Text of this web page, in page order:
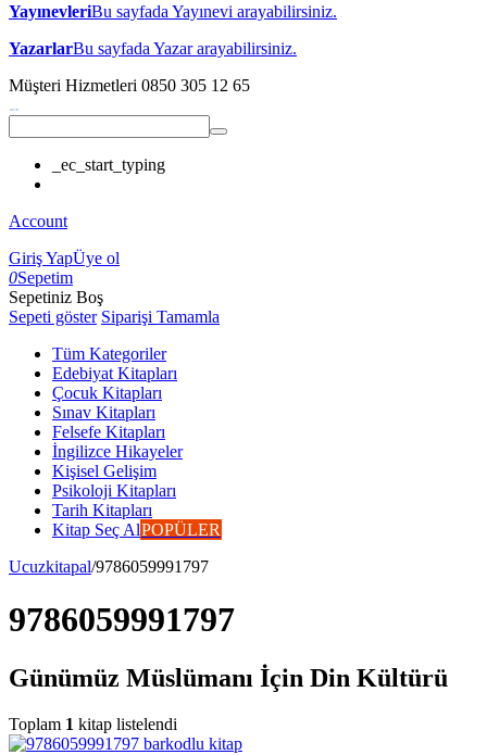
YayınevleriBu sayfada Yayınevi arayabilirsiniz.
YazarlarBu sayfada Yazar arayabilirsiniz.
Müşteri Hizmetleri 0850 305 12 65
_ec_start_typing
Account
Giriş YapÜye ol
0Sepetim
Sepetiniz Boş
Sepeti göster Siparişi Tamamla
Tüm Kategoriler
Edebiyat Kitapları
Çocuk Kitapları
Sınav Kitapları
Felsefe Kitapları
İngilizce Hikayeler
Kişisel Gelişim
Psikoloji Kitapları
Tarih Kitapları
Kitap Seç AlPOPÜLER
Ucuzkitapal/9786059991797
9786059991797
Günümüz Müslümanı İçin Din Kültürü
Toplam 1 kitap listelendi